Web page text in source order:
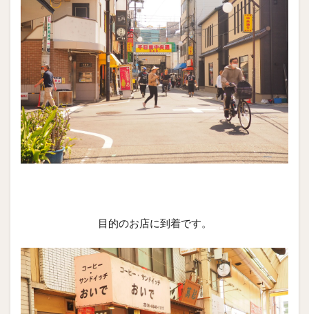
目的のお店に到着です。